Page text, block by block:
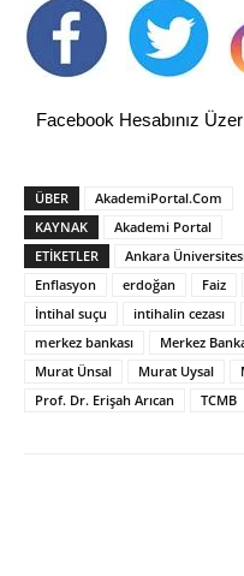
Facebook Hesabınız
ÜBER
AkademiPortal.Com
KAYNAK
Akademi Portal
ETİKETLER
Ankara
Enflasyon
erdoğan Faiz
İntihal suçu
intihalin cezası
merkez bankası
Merkez
Murat Ünsal
Murat Uysal
Prof. Dr. Erişah Arıcan
TCMB